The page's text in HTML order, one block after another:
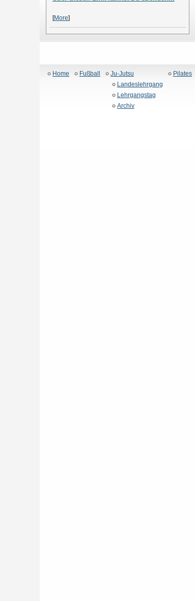
[More]
Home Fußball
Ju-Jutsu
Landeslehrgang
Lehrgangstag
Archiv
Pilates